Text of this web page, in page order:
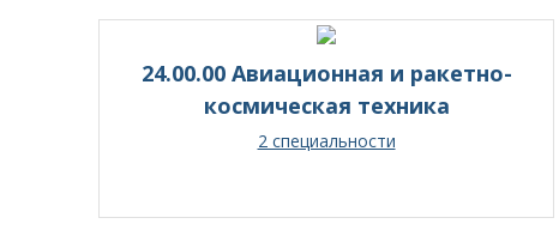
24.00.00 Авиационная и ракетно-
космическая техника
2 специальности